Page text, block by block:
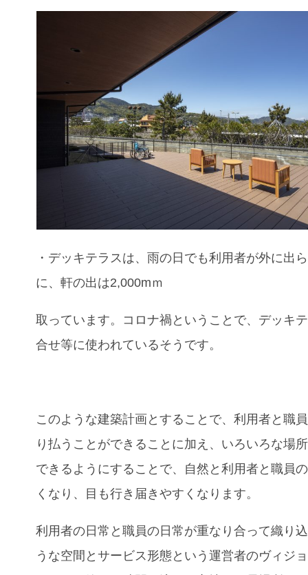
・ デッキテラスは、雨の日でも利用者が外に出
に、軒の出は2,000mｍ
取っています。コロナ禍ということで、デッキ
合せ等に使われているそうです。
このような建築計画とすることで、利用者と職
り払うことができることに加え、いろいろな場
できるようにすることで、自然と利用者と職員
くなり、目も行き届きやすくなります。
利用者の日常と職員の日常が重なり合って織り
うな空間とサービス形態という運営者のヴィジ